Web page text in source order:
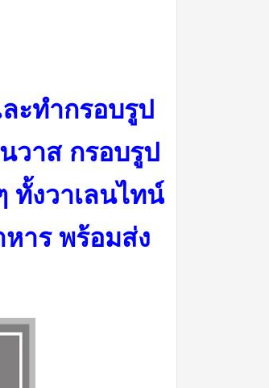
ะทำกรอบรูป
วาส กรอบรูป
ทั้งวาเลนไทน์
าร พร้อมส่ง